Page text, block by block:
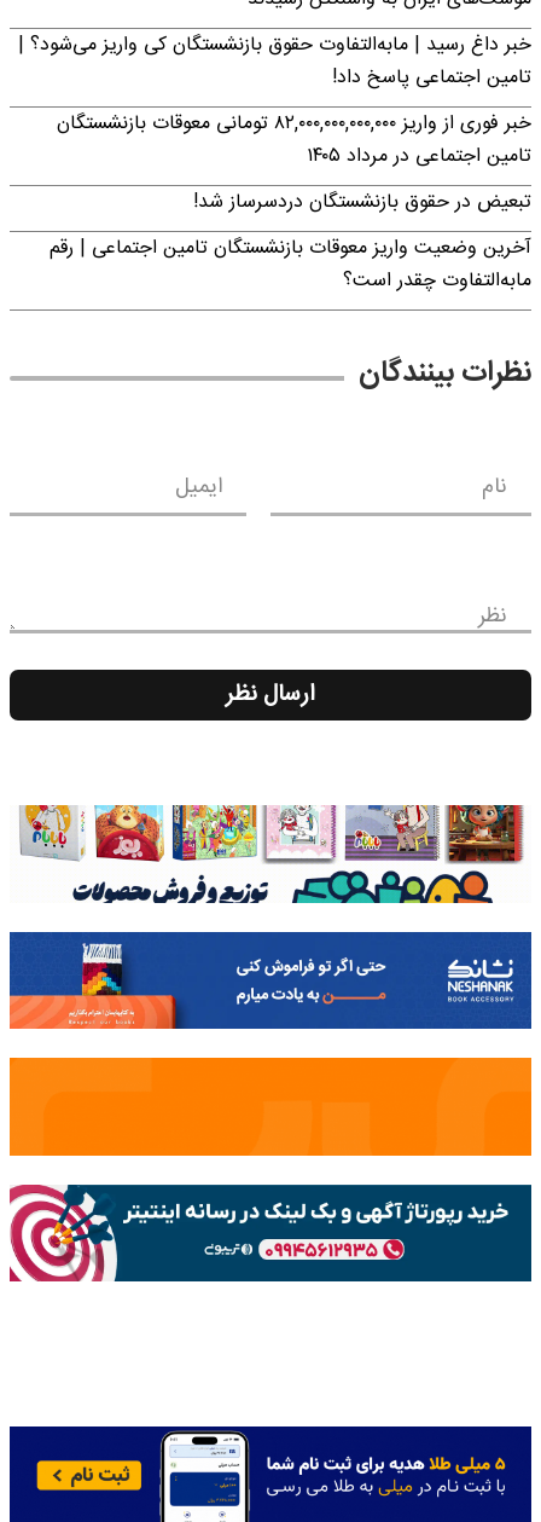
خبر داغ رسید | مابه‌التفاوت حقوق بازنشستگان کی واریز می‌شود؟ |
تامین اجتماعی پاسخ داد!
خبر فوری از واریز ۸۲,۰۰۰,۰۰۰,۰۰۰,۰۰۰ تومانی معوقات بازنشستگان
تامین اجتماعی در مرداد ۱۴۰۵
تبعیض در حقوق بازنشستگان دردسرساز شد!
آخرین وضعیت واریز معوقات بازنشستگان تامین اجتماعی | رقم
مابه‌التفاوت چقدر است؟
نظرات بینندگان
نام ایمیل
نظر
ارسال نظر